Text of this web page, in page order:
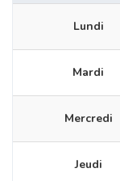
Lundi
Mardi
Mercredi
Jeudi